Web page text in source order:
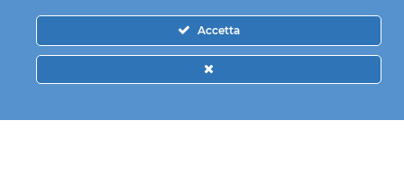
parte del comune di Cinisello Balsamo — Sede legale e
Accetta